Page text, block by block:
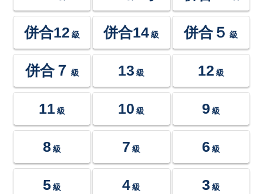
併合12 級 併合14 級 併合５ 級
併合７ 級 13 級 12 級
11 級 10 級 9 級
8 級 7 級 6 級
5 級 4 級 3 級